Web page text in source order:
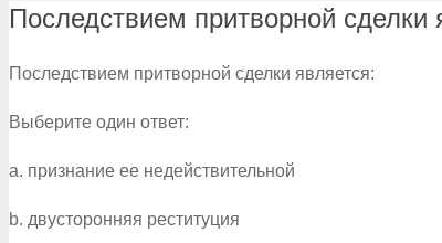
Последствием притворной сделки
Последствием притворной сделки является:
Выберите один ответ:
a. признание ее недействительной
b. двусторонняя реституция